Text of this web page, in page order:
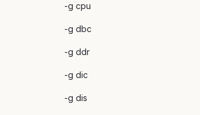
-g cpu
-g dbc
-g ddr
-g dic
-g dis